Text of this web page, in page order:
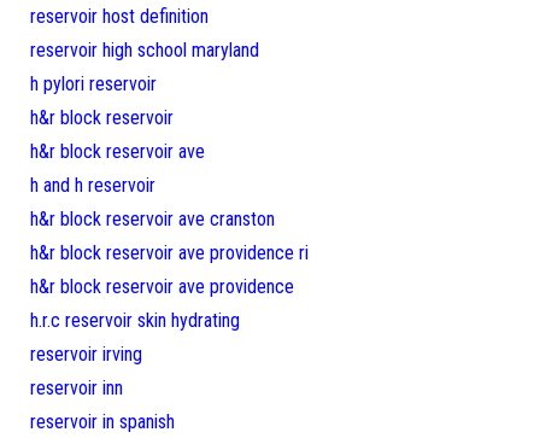
reservoir host definition
reservoir high school maryland
h pylori reservoir
h&r block reservoir
h&r block reservoir ave
h and h reservoir
h&r block reservoir ave cranston
h&r block reservoir ave providence ri
h&r block reservoir ave providence
h.r.c reservoir skin hydrating
reservoir irving
reservoir inn
reservoir in spanish